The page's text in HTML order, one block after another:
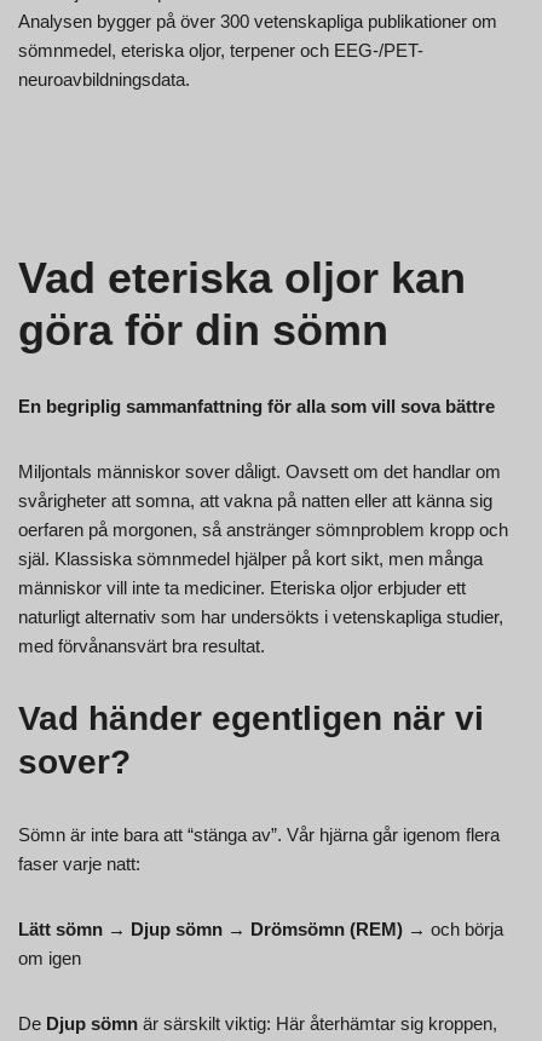
Analysen bygger på över 300 vetenskapliga publikationer om
sömnmedel, eteriska oljor, terpener och EEG-/PET-
neuroavbildningsdata.
Vad eteriska oljor kan
göra för din sömn
En begriplig sammanfattning för alla som vill sova bättre
Miljontals människor sover dåligt. Oavsett om det handlar om
svårigheter att somna, att vakna på natten eller att känna sig
oerfaren på morgonen, så anstränger sömnproblem kropp och
själ. Klassiska sömnmedel hjälper på kort sikt, men många
människor vill inte ta mediciner. Eteriska oljor erbjuder ett
naturligt alternativ som har undersökts i vetenskapliga studier,
med förvånansvärt bra resultat.
Vad händer egentligen när vi
sover?
Sömn är inte bara att “stänga av”. Vår hjärna går igenom flera
faser varje natt:
Lätt sömn → Djup sömn → Drömsömn (REM) → och börja
om igen
De Djup sömn är särskilt viktig: Här återhämtar sig kroppen,